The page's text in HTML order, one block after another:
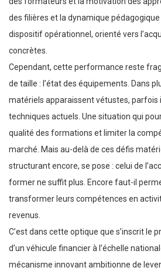
des filières et la dynamique
dispositif opérationnel, orienté vers
concrètes.
Cependant, cette performance reste
de taille : l’état des équipements. Dans
matériels apparaissent vétustes, parfois
techniques actuels. Une situation qui
qualité des formations et limiter la
marché. Mais au-delà de ces défis
structurant encore, se pose : celui de
former ne suffit plus. Encore faut-il
transformer leurs compétences en
revenus.
C’est dans cette optique que s’inscrit le
d’un véhicule financier à l’échelle
mécanisme innovant ambitionne de